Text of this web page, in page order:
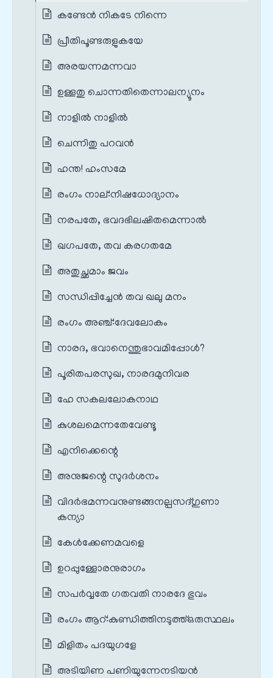
കണ്ടേൻ നികടേ നിന്നെ
പ്രീതിപൂണ്ടരുളുകയേ
അരയന്നമന്നവാ
ഉള്ളതു ചൊന്നതിതെന്നാലന്യൂനം
നാളിൽ നാളിൽ
ചെന്നിതു പറവൻ
ഹന്ത! ഹംസമേ
രംഗം നാല്‌:നിഷധോദ്യാനം
നരപതേ, ഭവദഭിലഷിതമെന്നാൽ
ഖഗപതേ, തവ കരഗതമേ
അതുച്ഛമാം ജവം
സന്ധിപ്പിച്ചേൻ തവ ഖലു മനം
രംഗം അഞ്ച്‌:ദേവലോകം
നാരദ, ഭവാനെന്തുഭാവമിപ്പോൾ?
പൂരിതപരസുഖ, നാരദമുനിവര
ഹേ സകലലോകനാഥ
കുശലമെന്നതേവേണ്ടൂ
എനിക്കെന്റെ
അനുജന്റെ സുദർശനം
വിദർഭമന്നവനുണ്ടങ്ങനല്പസദ്ഗുണാ
കന്യാ
കേൾക്കേണമവളെ
ഉറപ്പുള്ളോരനുരാഗം
സപർവ്വതേ ഗതവതി നാരദേ ഭുവം
രംഗം ആറ്‌:കുണ്ഡിത്തിനടുത്ത്‌ഒരുസ്ഥലം
മിളിതം പദയുഗളേ
അടിയിണ പണിയുന്നേനടിയൻ